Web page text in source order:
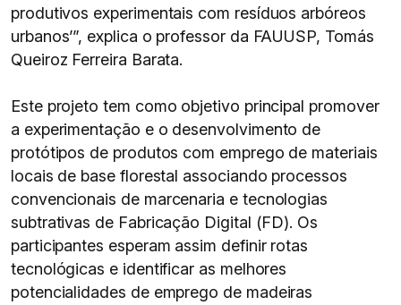
produtivos experimentais com resíduos arbóreos
urbanos’”, explica o professor da FAUUSP, Tomás
Queiroz Ferreira Barata.
Este projeto tem como objetivo principal promover
a experimentação e o desenvolvimento de
protótipos de produtos com emprego de materiais
locais de base florestal associando processos
convencionais de marcenaria e tecnologias
subtrativas de Fabricação Digital (FD). Os
participantes esperam assim definir rotas
tecnológicas e identificar as melhores
potencialidades de emprego de madeiras